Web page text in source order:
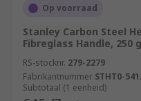
Op voorraad
Stanley Carbon Steel
Fibreglass Handle, 250 g
RS-stocknr. 279-2279
Fabrikantnummer STHT0-
Subtotaal (1 eenheid)